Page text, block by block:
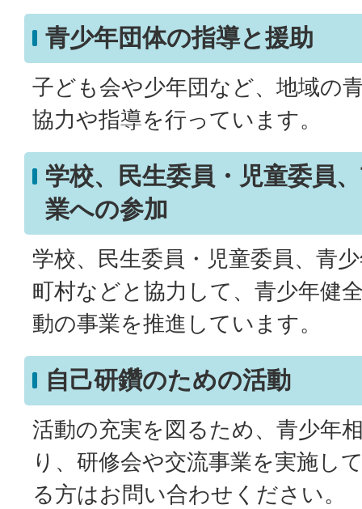
青少年団体の指導と援助
子ども会や少年団など、地域の
協力や指導を行っています。
学校、民生委員・児童委員
業への参加
学校、民生委員・児童委員、青
町村などと協力して、青少年健
動の事業を推進しています。
自己研鑽のための活動
活動の充実を図るため、青少年
り、研修会や交流事業を実施し
る方はお問い合わせください。